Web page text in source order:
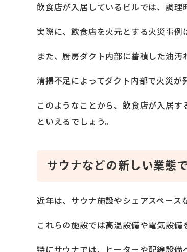
飲食店が入居しているビルでは、調理
実際に、飲食店を火元とする火災事例
また、厨房ダクト内部に蓄積した油汚
清掃不足によってダクト内部で火災が
このようなことから、飲食店が入居
といえるでしょう。
サウナなどの新しい業態
近年は、サウナ施設やシェアスペース
これらの施設では高温設備や電気設
特にサウナでは、ヒーターや配線設備